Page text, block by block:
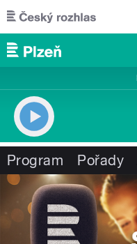
Přejít k hlavnímu obsahu
Program Pořady